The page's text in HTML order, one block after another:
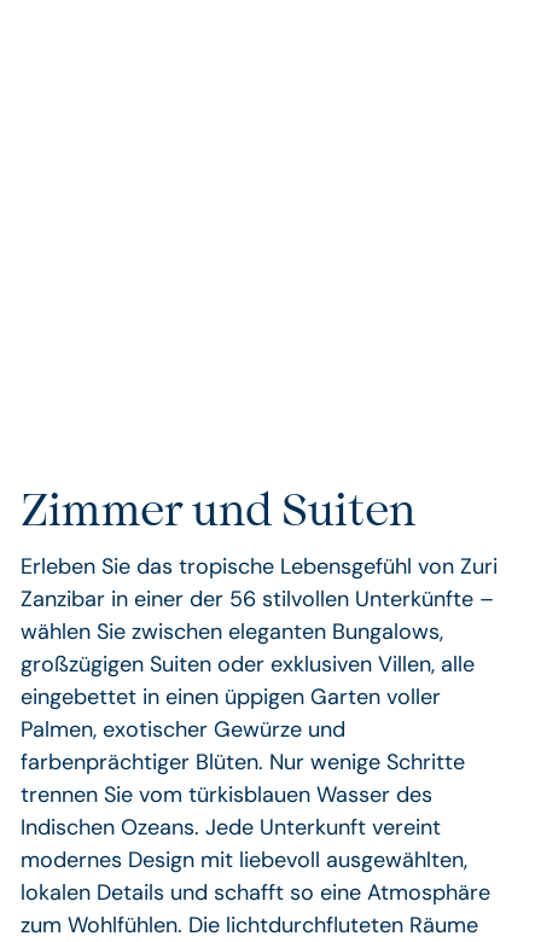
Zimmer und Suiten
Erleben Sie das tropische Lebensgefühl von Zuri
Zanzibar in einer der 56 stilvollen Unterkünfte –
wählen Sie zwischen eleganten Bungalows,
großzügigen Suiten oder exklusiven Villen, alle
eingebettet in einen üppigen Garten voller
Palmen, exotischer Gewürze und
farbenprächtiger Blüten. Nur wenige Schritte
trennen Sie vom türkisblauen Wasser des
Indischen Ozeans. Jede Unterkunft vereint
modernes Design mit liebevoll ausgewählten,
lokalen Details und schafft so eine Atmosphäre
zum Wohlfühlen. Die lichtdurchfluteten Räume